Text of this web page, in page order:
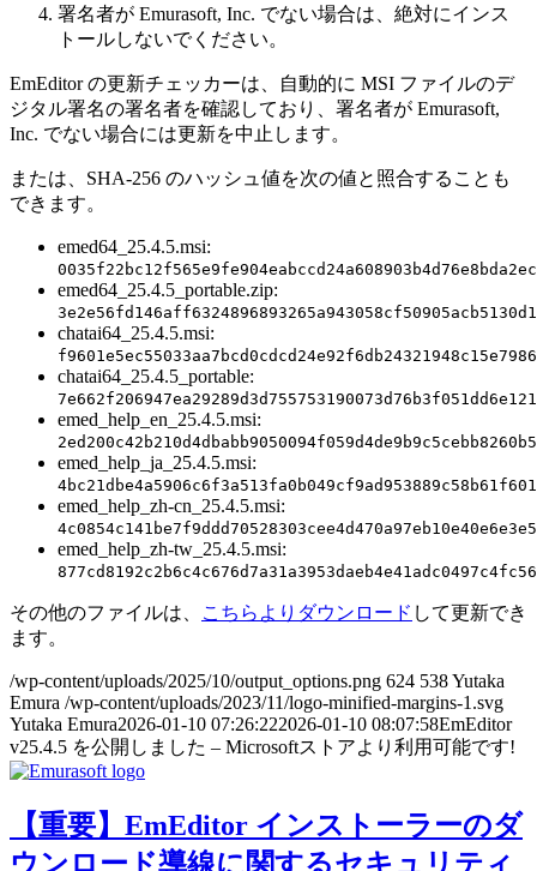
署名者が Emurasoft, Inc. でない場合は、絶対にインス
トールしないでください。
EmEditor の更新チェッカーは、自動的に MSI ファイルのデ
ジタル署名の署名者を確認しており、署名者が Emurasoft,
Inc. でない場合には更新を中止します。
または、SHA-256 のハッシュ値を次の値と照合することも
できます。
emed64_25.4.5.msi:
emed64_25.4.5_portable.zip:
chatai64_25.4.5.msi:
chatai64_25.4.5_portable:
emed_help_en_25.4.5.msi:
emed_help_ja_25.4.5.msi:
emed_help_zh-cn_25.4.5.msi:
emed_help_zh-tw_25.4.5.msi:
その他のファイルは、 こちらよりダウンロード して更新でき
ます。
/wp-content/uploads/2025/10/output_options.png 624 538Yutaka
Emura /wp-content/uploads/2023/11/logo-minified-margins-1.svg
Yutaka Emura2026-01-10 07:26:222026-01-10 08:07:58EmEditor
v25.4.5 を公開しました – Microsoftストアより利用可能です!
【重要】EmEditor インストーラーのダ
ウンロード導線に関するセキュリティ